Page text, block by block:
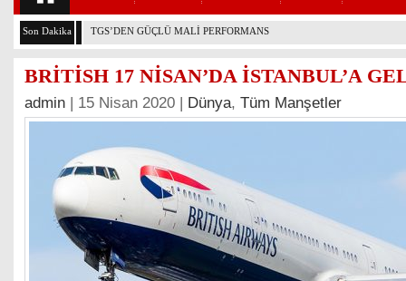
Son Dakika THY VE PEGASUS DÜNYANIN EN DEĞERLİLERİ ARASINDA
BRİTİSH 17 NİSAN’DA İSTANBUL’A
admin | 15 Nisan 2020 | Dünya, Tüm Manşetler